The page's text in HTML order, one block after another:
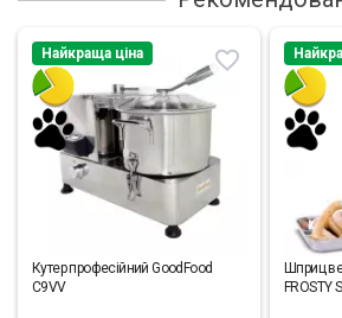
Найкраща ціна
Кутер професійний GoodFood
C9VV
Шприц
FROSTY